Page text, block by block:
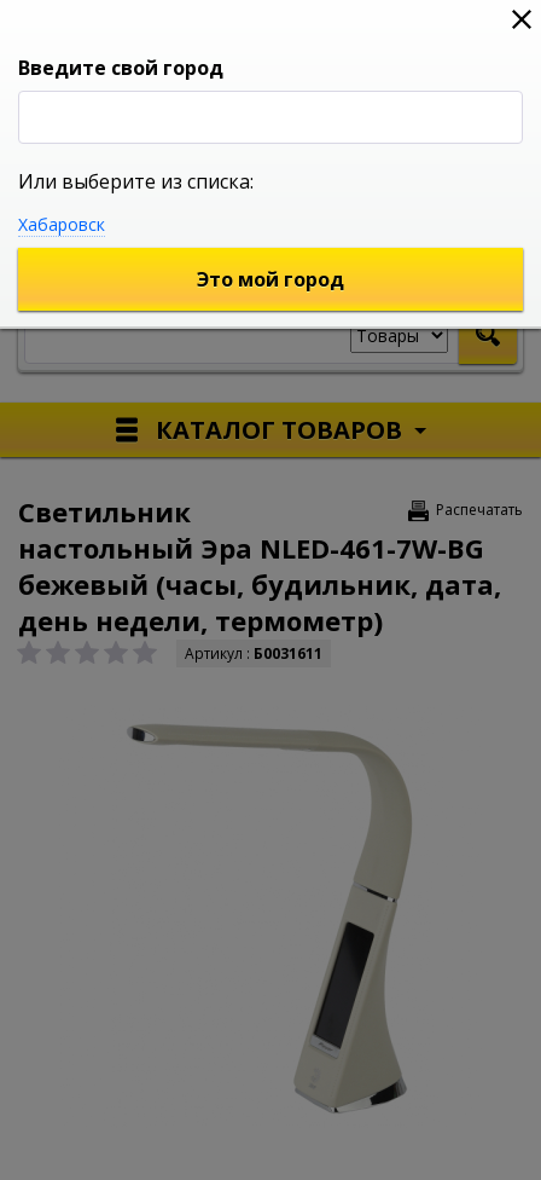
0
УНИВЕРСАЛЬНЫЙ ИНТЕРНЕТ МАГАЗИН
КАТАЛОГ ТОВАРОВ
Распечатать
Светильник
настольный Эра NLED-461-7W-BG
бежевый (часы, будильник, дата,
день недели, термометр)
Артикул : Б0031611
Введите свой город
Или выберите из списка:
Хабаровск
Это мой город